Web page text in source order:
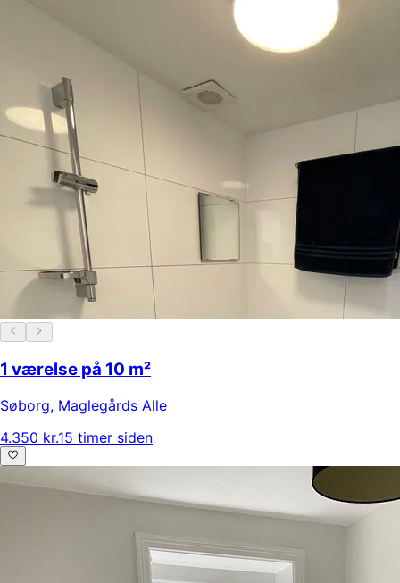
1 værelse på 10 m²
Søborg, Maglegårds Alle
4.350 kr.15 timer siden